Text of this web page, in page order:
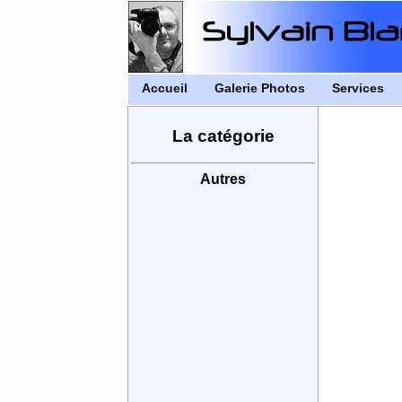
Accueil Galerie Photos Services
La catégorie
Autres